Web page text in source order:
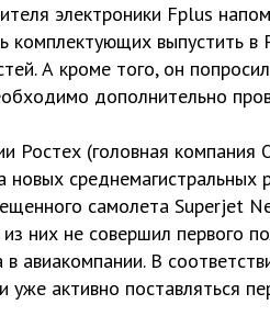
электроники Fplus
комплектующих выпустить в
А кроме того, он
дополнительно
Ростех (головная
новых
самолета Superjet
них не совершил первого
в авиакомпании. В
активно поставляться